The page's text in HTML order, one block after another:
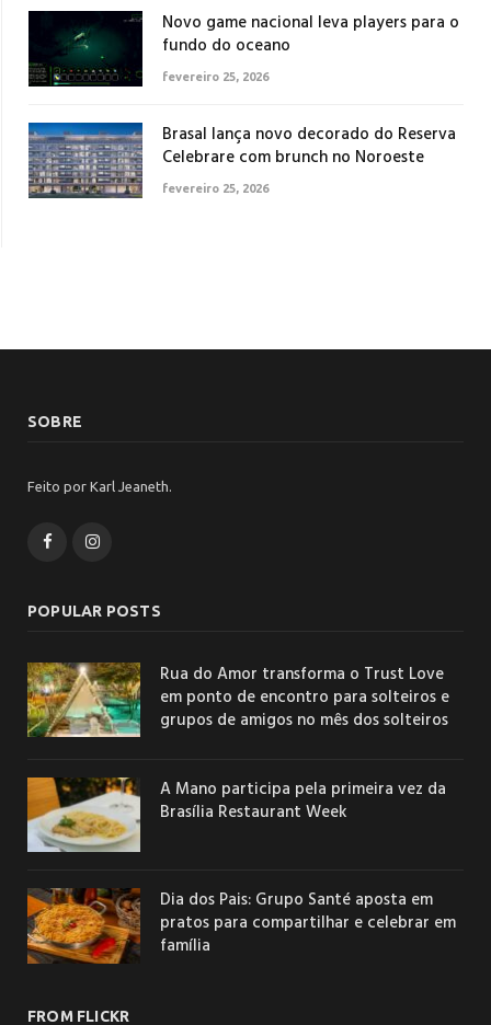
Novo game nacional leva players para o
fundo do oceano
fevereiro 25, 2026
Brasal lança novo decorado do Reserva
Celebrare com brunch no Noroeste
fevereiro 25, 2026
SOBRE
Feito por Karl Jeaneth.
FacebookInstagram
POPULAR POSTS
Rua do Amor transforma o Trust Love
em ponto de encontro para solteiros e
grupos de amigos no mês dos solteiros
A Mano participa pela primeira vez da
Brasília Restaurant Week
Dia dos Pais: Grupo Santé aposta em
pratos para compartilhar e celebrar em
família
FROM FLICKR